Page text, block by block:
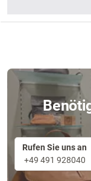
Rufen Sie uns an
+49 491 928040